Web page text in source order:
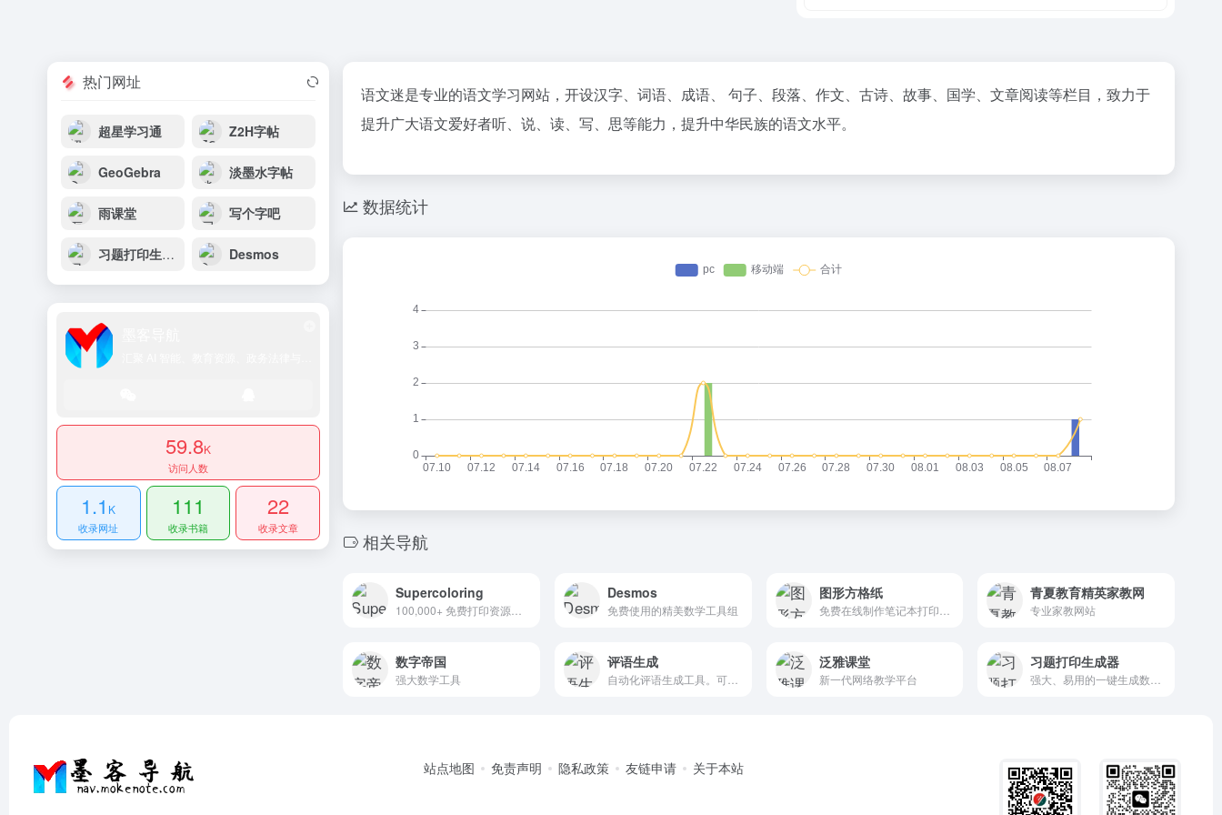
语文迷是专业的语文学习网站，开设汉字、词语、成语、 句子、段落、作文、古诗、故事、国学、文章阅读等栏目，致力于
提升广大语文爱好者听、说、读、写、思等能力，提升中华民族的语文水平。
数据统计
相关导航
Supercoloring Desmos
免费使用的精美数学工具组
图形方格纸 青夏教育精英家教网
专业家教网站
数字帝国
强大数学工具
评语生成
自动化评语生成工具。可根据学生特点配置评价模型
泛雅课堂
新一代网络教学平台
习题打印生成器
热门网址
超星学习通 Z2H字帖
GeoGebra 淡墨水字帖
雨课堂 写个字吧
习题打印生成器 Desmos
59.8K
访问人数
1.1 K
收录网址
111
收录书籍
22
收录文章
站点地图 免责声明 隐私政策 友链申请 关于本站